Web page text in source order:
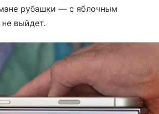
рубашки — с яблочным
выйдет.